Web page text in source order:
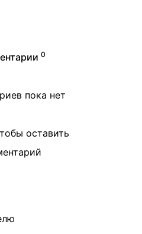
0
пока нет
оставить